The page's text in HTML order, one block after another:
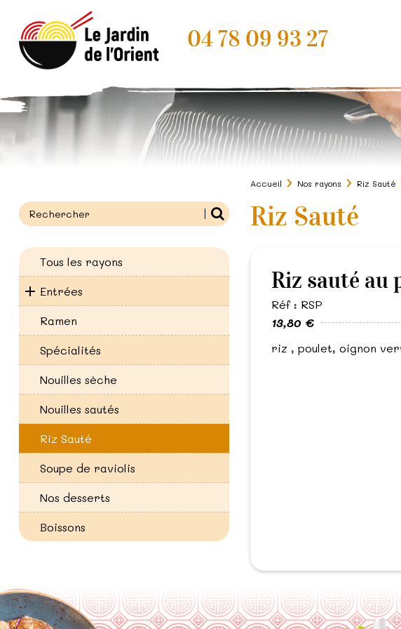
04 78 09 93 27
Accueil Nos rayons Riz Sauté
Tous les rayons
Entrées
Ramen
Spécialités
Nouilles sèche
Nouilles sautés
Riz Sauté
Soupe de raviolis
Nos desserts
Boissons
Riz Sauté
Riz sauté au
Réf : RSP
13,80 €
riz , poulet, oignon